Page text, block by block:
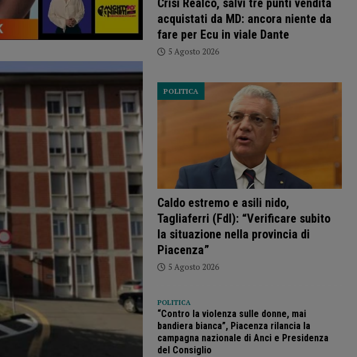
Crisi Realco, salvi tre punti vendita
acquistati da MD: ancora niente da
fare per Ecu in viale Dante
5 Agosto 2026
Caldo estremo e asili nido,
Tagliaferri (FdI): “Verificare subito
la situazione nella provincia di
Piacenza”
POLITICA
5 Agosto 2026
POLITICA
“Contro la violenza sulle donne, mai
bandiera bianca”, Piacenza rilancia la
campagna nazionale di Anci e Presidenza
del Consiglio